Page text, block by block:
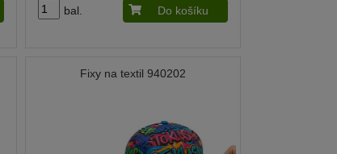
bal. Do košíku
Fixy na textil 940202